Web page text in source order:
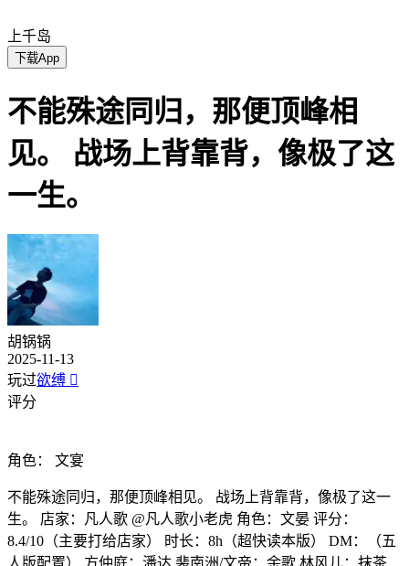
上千岛
下载App
不能殊途同归，那便顶峰相
见。 战场上背靠背，像极了这
一生。
胡锅锅
2025-11-13
玩过欲缚 
评分
角色： 文宴
不能殊途同归，那便顶峰相见。 战场上背靠背，像极了这一
生。 店家：凡人歌 @凡人歌小老虎 角色：文晏 评分：
8.4/10（主要打给店家） 时长：8h（超快读本版） DM：（五
人版配置） 方仲庭：潘达 裴南洲/文帝：余歌 林风儿：抹茶